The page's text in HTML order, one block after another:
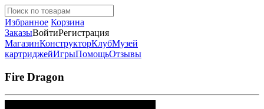
Избранное Корзина
ЗаказыВойтиРегистрация
МагазинКонструкторКлубМузей
картриджейИгрыПомощьОтзывы
Fire Dragon